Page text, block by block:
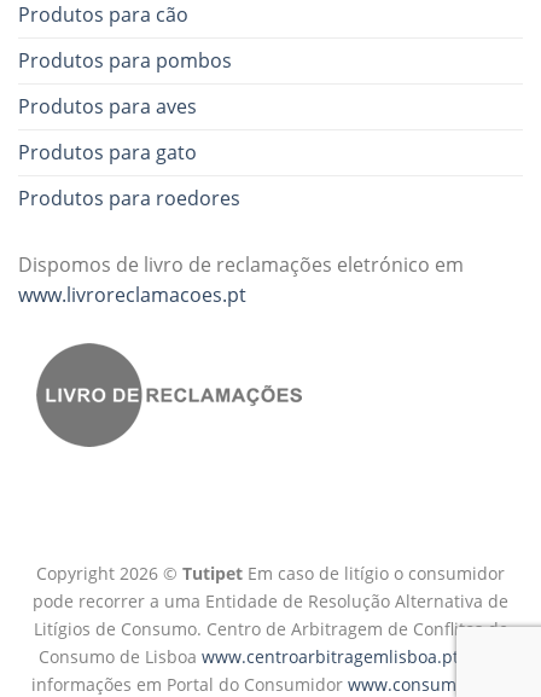
Produtos para cão
Produtos para pombos
Produtos para aves
Produtos para gato
Produtos para roedores
Dispomos de livro de reclamações eletrónico em
www.livroreclamacoes.pt
Copyright 2026 © Tutipet Em caso de litígio o consumidor
pode recorrer a uma Entidade de Resolução Alternativa de
Litígios de Consumo. Centro de Arbitragem de Conflitos de
Consumo de Lisboa www.centroarbitragemlisboa.pt
informações em Portal do Consumidor www.consumidor.pt